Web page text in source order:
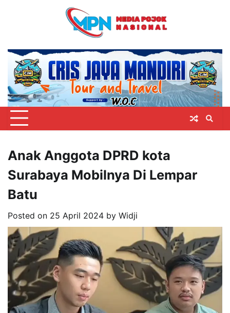
Anak Anggota DPRD kota
Surabaya Mobilnya Di Lempar
Batu
Posted on 25 April 2024 by Widji